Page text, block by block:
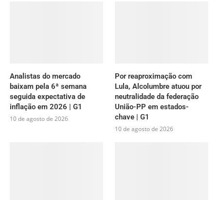
Analistas do mercado
baixam pela 6ª semana
seguida expectativa de
inflação em 2026 | G1
10 de agosto de 2026
Por reaproximação com
Lula, Alcolumbre atuou por
neutralidade da federação
União-PP em estados-
chave | G1
10 de agosto de 2026